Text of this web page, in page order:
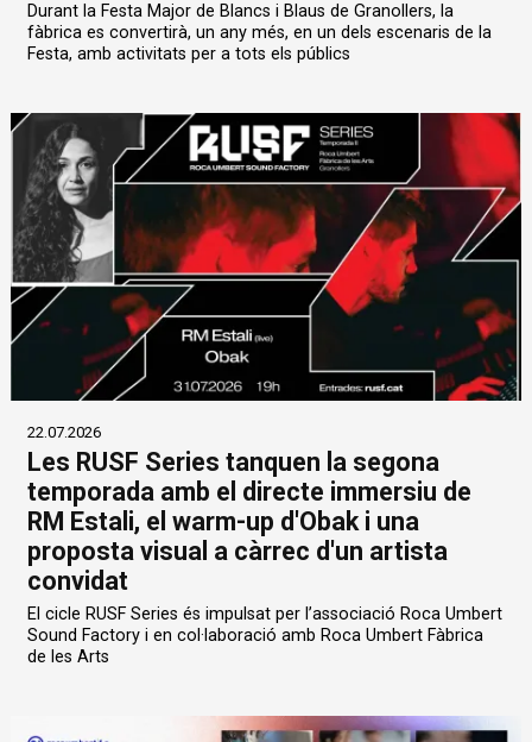
Durant la Festa Major de Blancs i Blaus de Granollers, la
fàbrica es convertirà, un any més, en un dels escenaris de la
Festa, amb activitats per a tots els públics
22.07.2026
Les RUSF Series tanquen la segona
temporada amb el directe immersiu de
RM Estali, el warm-up d'Obak i una
proposta visual a càrrec d'un artista
convidat
El cicle RUSF Series és impulsat per l’associació Roca Umbert
Sound Factory i en col·laboració amb Roca Umbert Fàbrica
de les Arts